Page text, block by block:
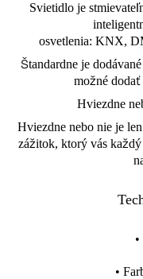
Svietidlo je
osvetlenia: KNX,
Štandardne je
možné
Hviezdne
Hviezdne nebo nie je
zážitok, ktorý vás každý
•
•